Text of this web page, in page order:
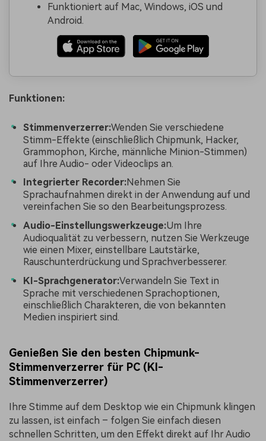
Funktioniert auf Mac, Windows, iOS und
Android.
Funktionen:
Stimmenverzerrer:Wenden Sie verschiedene
Stimm-Effekte (einschließlich Chipmunk, Hacker,
Grammophon, Kirche, männliche Minion-Stimmen)
auf Ihre Audio- oder Videoclips an.
Integrierter Recorder:Nehmen Sie
Sprachaufnahmen direkt in der Anwendung auf und
vereinfachen Sie so den Bearbeitungsprozess.
Audio-Einstellungswerkzeuge:Um Ihre
Audioqualität zu verbessern, nutzen Sie Werkzeuge
wie einen Mixer, einstellbare Lautstärke,
Rauschunterdrückung und Sprachverbesserer.
KI-Sprachgenerator:Verwandeln Sie Text in
Sprache mit verschiedenen Sprachoptionen,
einschließlich Charakteren, die von bekannten
Medien inspiriert sind.
Genießen Sie den besten Chipmunk-
Stimmenverzerrer für PC (KI-
Stimmenverzerrer)
Ihre Stimme auf dem Desktop wie ein Chipmunk klingen
zu lassen, ist einfach – folgen Sie einfach diesen
schnellen Schritten, um den Effekt direkt auf Ihr Audio